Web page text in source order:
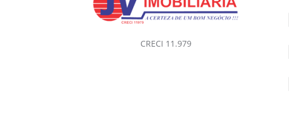
CRECI 11.979